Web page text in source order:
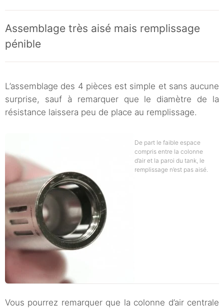
Assemblage très aisé mais remplissage
pénible
L’assemblage des 4 pièces est simple et sans aucune
surprise, sauf à remarquer que le diamètre de la
résistance laissera peu de place au remplissage.
De part le faible espace
compris entre la colonne
d’air et la paroi du tank, le
remplissage n’est pas aisé.
Vous pourrez remarquer que la colonne d’air centrale